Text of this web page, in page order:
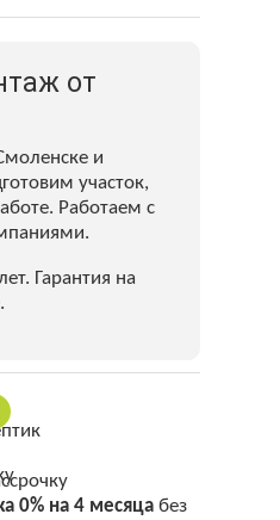
от
и
участок,
Работаем с
Гарантия на
0% на 4 месяца без